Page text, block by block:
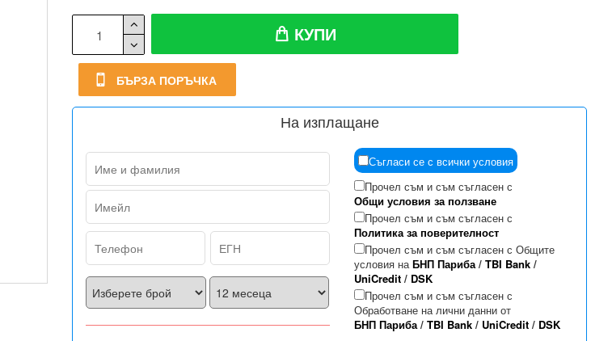
КУПИ
БЪРЗА ПОРЪЧКА
На изплащане
Съгласи се с всички условия
Прочел съм и съм съгласен с
Общи условия за ползване
Прочел съм и съм съгласен с
Политика за поверителност
Прочел съм и съм съгласен с Общите
условия наБНП Париба/ TBI Bank/
UniCredit/ DSK
Прочел съм и съм съгласен с
Обработване на лични данни от
БНП Париба/ TBI Bank/ UniCredit/ DSK